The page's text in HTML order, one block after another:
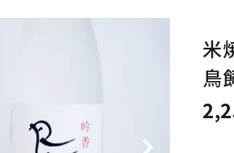
馬場酒造場
米
鳥